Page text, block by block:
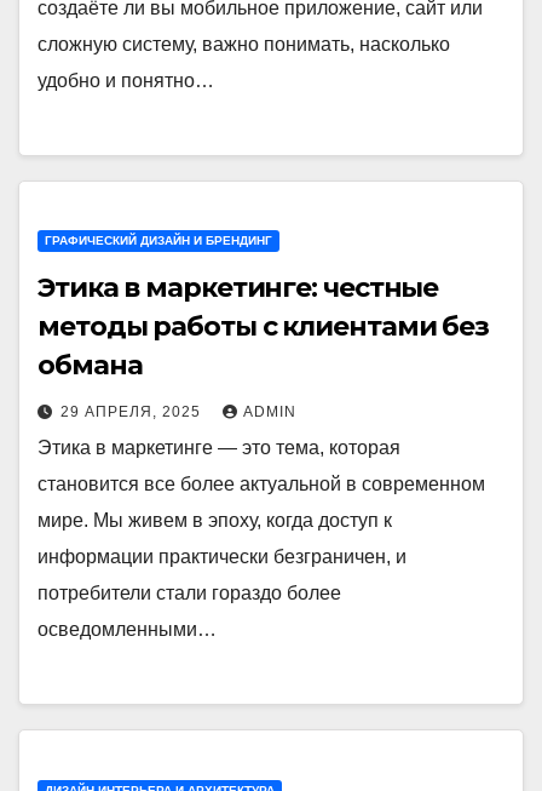
создаёте ли вы мобильное приложение, сайт или
сложную систему, важно понимать, насколько
удобно и понятно…
ГРАФИЧЕСКИЙ ДИЗАЙН И БРЕНДИНГ
Этика в маркетинге: честные
методы работы с клиентами без
обмана
29 АПРЕЛЯ, 2025 ADMIN
Этика в маркетинге — это тема, которая
становится все более актуальной в современном
мире. Мы живем в эпоху, когда доступ к
информации практически безграничен, и
потребители стали гораздо более
осведомленными…